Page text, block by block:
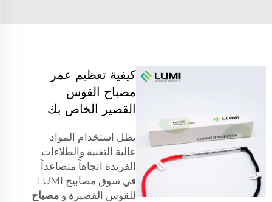
كيفية تعظيم عمر
مصباح القوس
القصير الخاص بك
يظل استخدام المواد
عالية التقنية والطلاءات
الفريدة اتجاهاً متصاعداً
في سوق مصابيح LUMI
للقوس القصيرة و مصباح